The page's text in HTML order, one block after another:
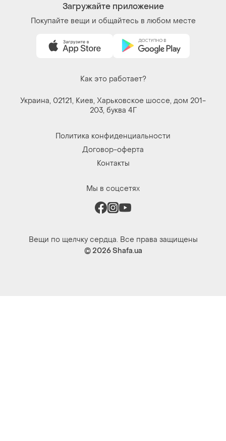
Загружайте приложение
Покупайте вещи и общайтесь в любом месте
Как это работает?
Украина, 02121, Киев, Харьковское шоссе, дом 201-
203, буква 4Г
Политика конфиденциальности
Договор-оферта
Контакты
Мы в соцсетях
Вещи по щелчку сердца. Все права защищены
© 2026Shafa.ua